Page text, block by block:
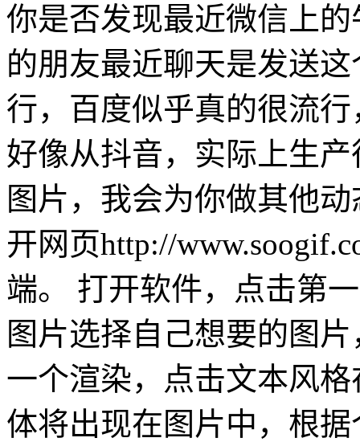
你是否发现最近微信上
的朋友最近聊天是发送
行，百度似乎真的很流
好像从抖音，实际上生
图片，我会为你做其他
开网页http://
端。 打开软件，点击第
图片选择自己想要的图
一个渲染，点击文本风
体将出现在图片中，根